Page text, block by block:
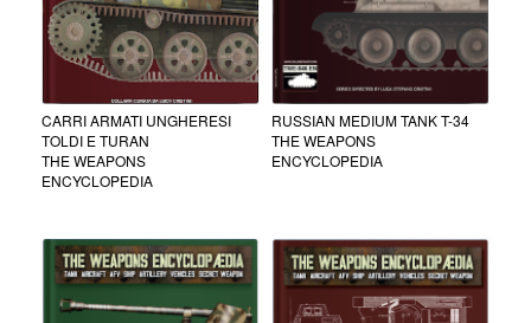
CARRI ARMATI UNGHERESI
TOLDI E TURAN
THE WEAPONS
ENCYCLOPEDIA
RUSSIAN MEDIUM TANK T-34
THE WEAPONS
ENCYCLOPEDIA